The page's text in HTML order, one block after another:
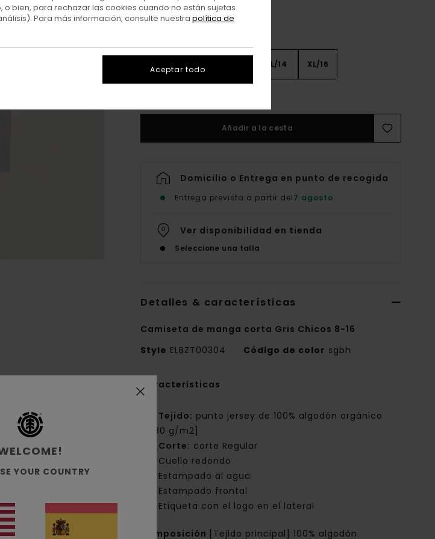
L/14 XL/16
Añadir a la cesta
Domicilio o Entrega en punto de recogida
Entrega prevista a partir del7 agosto
Ver disponibilidad en tienda
Seleccione una talla
Detalles & características
Camiseta de manga corta Gris Chicos 8-16
Style ELBZT00304 Código de color sgbh
Características
Tejido: punto jersey de 100% algodón orgánico
[180 g/m2]
Corte: corte Regular
Cuello redondo
Estampado al agua
Estampado frontal
Etiqueta con el logo en el lateral
Composición
[Tejido principal] 100% algodón
YOUR COUNTRY
bien, para rechazar las cookies cuando no están sujetas
Para más información, consulte nuestra política de
Aceptar todo